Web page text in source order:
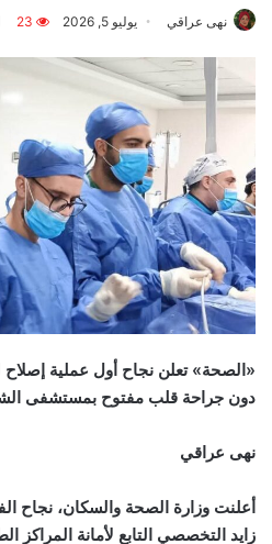
نهى عراقي يوليو 5, 2026 23
«الصحة» تعلن نجاح أول عملية إصلاح
دون جراحة قلب مفتوح بمستشفى
نهى عراقي
أعلنت وزارة الصحة والسكان، نجاح
زايد التخصصي التابع لأمانة المراكز